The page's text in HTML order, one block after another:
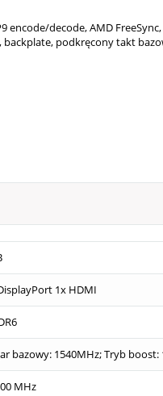
encode/​decode, AMD FreeSync,
backplate, podkręcony takt
1x HDMI
bazowy: 1540MHz; Tryb boost:
MHz